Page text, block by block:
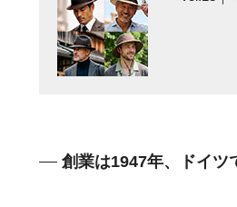
創業は1947年、ドイツ